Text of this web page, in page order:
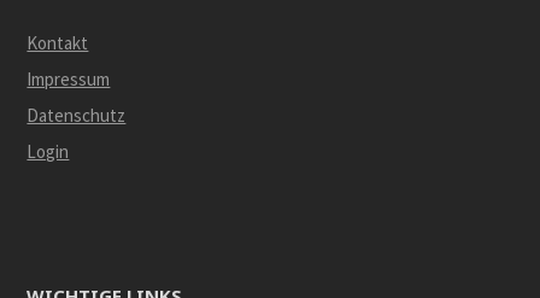
Kontakt
Impressum
Datenschutz
Login